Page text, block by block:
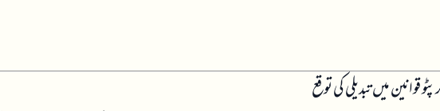
قوانین میں تبدیلی کی توقع